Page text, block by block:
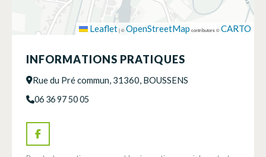
Leaflet|©OpenStreetMap contributors ©CARTO
INFORMATIONS PRATIQUES
Rue du Pré commun, 31360, BOUSSENS
06 36 97 50 05